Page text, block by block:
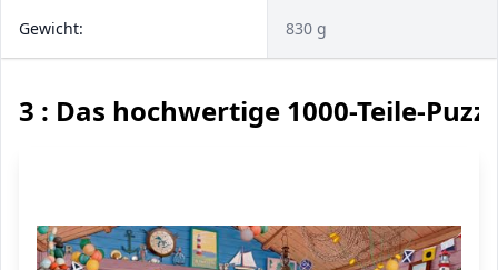
Gewicht: 830 g
3 : Das hochwertige 1000-Teile-